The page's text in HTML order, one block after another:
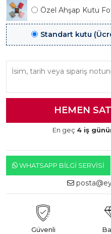
Özel Ahşap Kutu
Standart kutu
En geç 4 iş
WHATSAPP BILGI SERVISI
Güvenli